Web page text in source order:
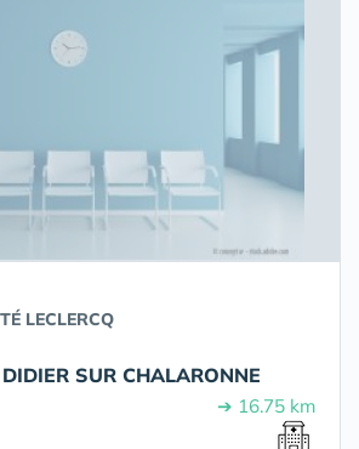
LECLERCQ
SUR CHALARONNE
➔ 16.75 km